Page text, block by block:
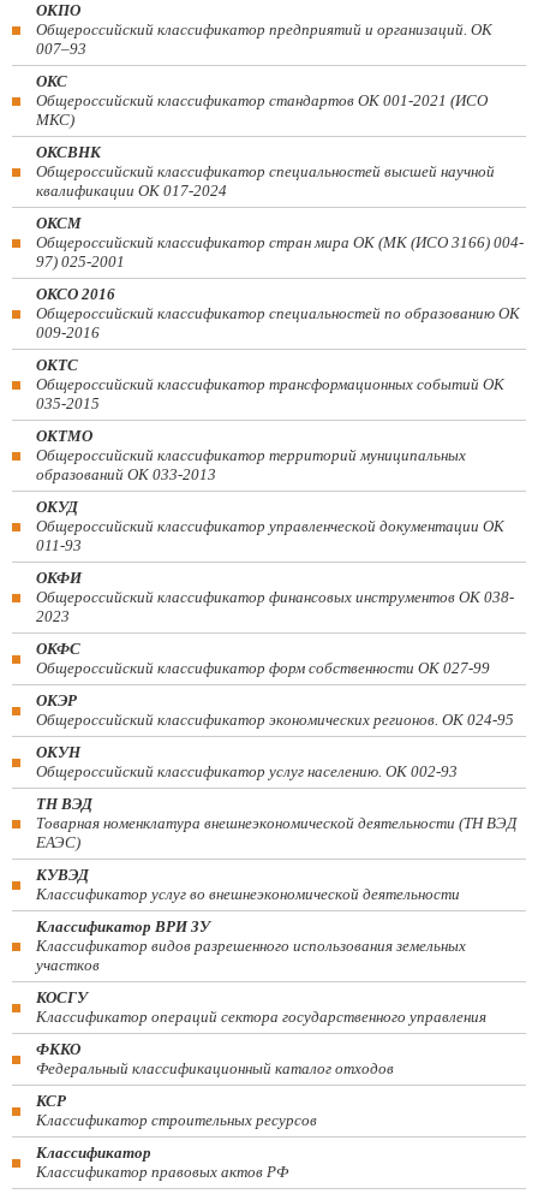
ОКПО
Общероссийский классификатор предприятий и организаций. ОК
007–93
ОКС
Общероссийский классификатор стандартов ОК 001-2021 (ИСО
МКС)
ОКСВНК
Общероссийский классификатор специальностей высшей научной
квалификации ОК 017-2024
ОКСМ
Общероссийский классификатор стран мира ОК (МК (ИСО 3166) 004-
97) 025-2001
ОКСО 2016
Общероссийский классификатор специальностей по образованию ОК
009-2016
ОКТС
Общероссийский классификатор трансформационных событий ОК
035-2015
ОКТМО
Общероссийский классификатор территорий муниципальных
образований ОК 033-2013
ОКУД
Общероссийский классификатор управленческой документации ОК
011-93
ОКФИ
Общероссийский классификатор финансовых инструментов OK 038-
2023
ОКФС
Общероссийский классификатор форм собственности ОК 027-99
ОКЭР
Общероссийский классификатор экономических регионов. ОК 024-95
ОКУН
Общероссийский классификатор услуг населению. ОК 002-93
ТН ВЭД
Товарная номенклатура внешнеэкономической деятельности (ТН ВЭД
ЕАЭС)
КУВЭД
Классификатор услуг во внешнеэкономической деятельности
Классификатор ВРИ ЗУ
Классификатор видов разрешенного использования земельных
участков
КОСГУ
Классификатор операций сектора государственного управления
ФККО
Федеральный классификационный каталог отходов
КСР
Классификатор строительных ресурсов
Классификатор
Классификатор правовых актов РФ